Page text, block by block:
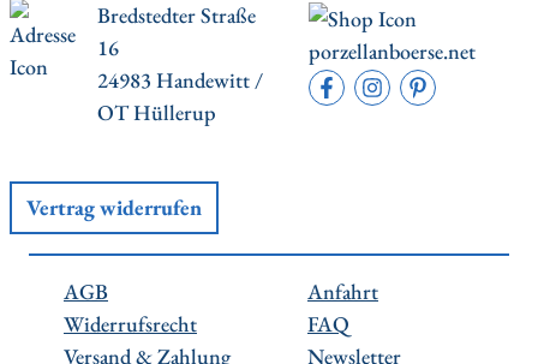
Bredstedter Straße
16
24983 Handewitt /
OT Hüllerup
porzellanboerse.net
Vertrag widerrufen
AGB
Widerrufsrecht
Versand & Zahlung
Anfahrt
FAQ
Newsletter